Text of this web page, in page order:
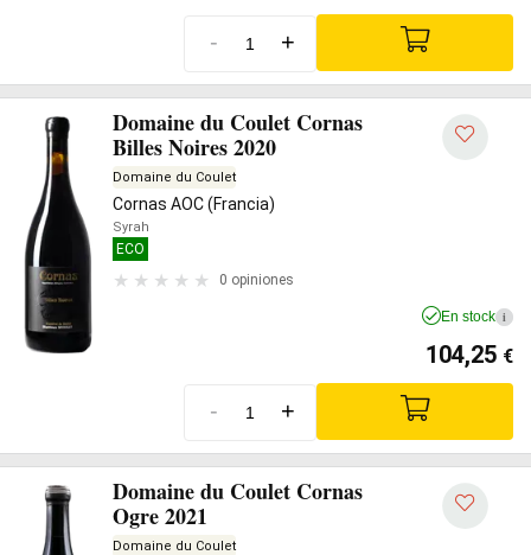
- +
Domaine du Coulet Cornas
Billes Noires 2020
Domaine du Coulet
Cornas AOC (Francia)
Syrah
ECO
0 opiniones
En stock i
104,25 €
- +
Domaine du Coulet Cornas
Ogre 2021
Domaine du Coulet